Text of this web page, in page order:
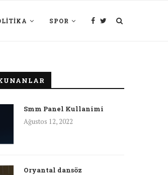
SPOR
Smm Panel Kullanimi
Ağustos 12, 2022
Oryantal dansöz